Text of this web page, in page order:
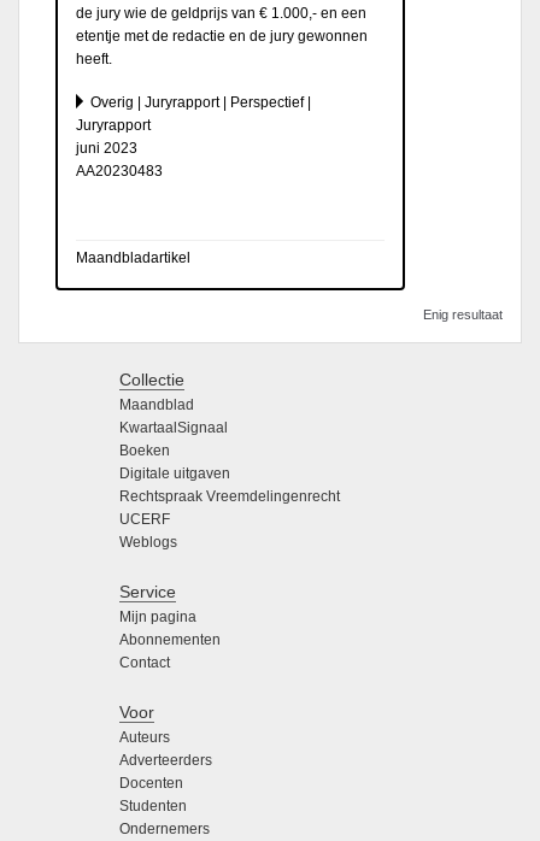
de jury wie de geldprijs van € 1.000,- en een
etentje met de redactie en de jury gewonnen
heeft.
Overig | Juryrapport | Perspectief |
Juryrapport
juni 2023
AA20230483
Maandbladartikel
Enig resultaat
Collectie
Maandblad
KwartaalSignaal
Boeken
Digitale uitgaven
Rechtspraak Vreemdelingenrecht
UCERF
Weblogs
Service
Mijn pagina
Abonnementen
Contact
Voor
Auteurs
Adverteerders
Docenten
Studenten
Ondernemers